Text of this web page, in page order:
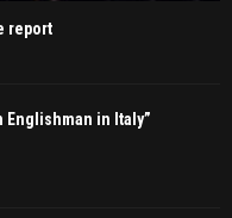
report
Englishman in Italy”